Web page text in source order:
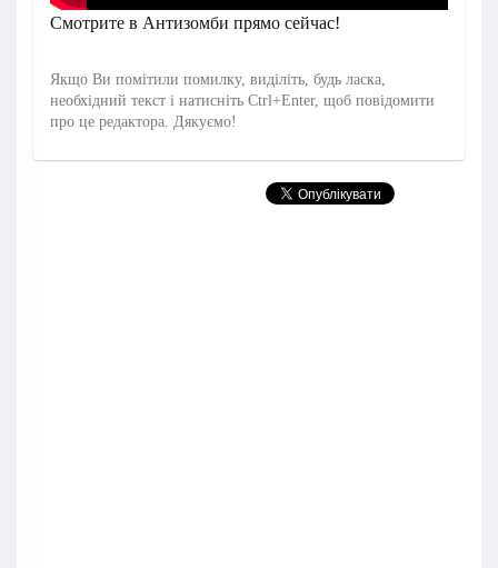
Смотрите в Антизомби прямо сейчас!
Якщо Ви помітили помилку, виділіть, будь ласка,
необхідний текст і натисніть Ctrl+Enter, щоб повідомити
про це редактора. Дякуємо!